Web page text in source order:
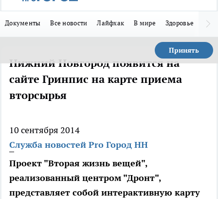
Документы Все новости Лайфхак В мире Здоровье
Принять
Нижний Новгород появится на
сайте Гринпис на карте приема
вторсырья
10 сентября 2014
Служба новостей Pro Город НН
Проект "Вторая жизнь вещей",
реализованный центром "Дронт",
представляет собой интерактивную карту